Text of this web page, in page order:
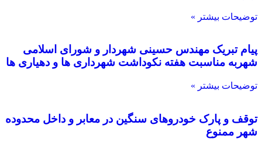
توضیحات بیشتر »
پیام تبریک مهندس حسینی شهردار و شورای اسلامی
شهربه مناسبت هفته نکوداشت شهرداری ها و دهیاری ها
توضیحات بیشتر »
توقف و پارک خودروهای سنگین در معابر و داخل محدوده
شهر ممنوع